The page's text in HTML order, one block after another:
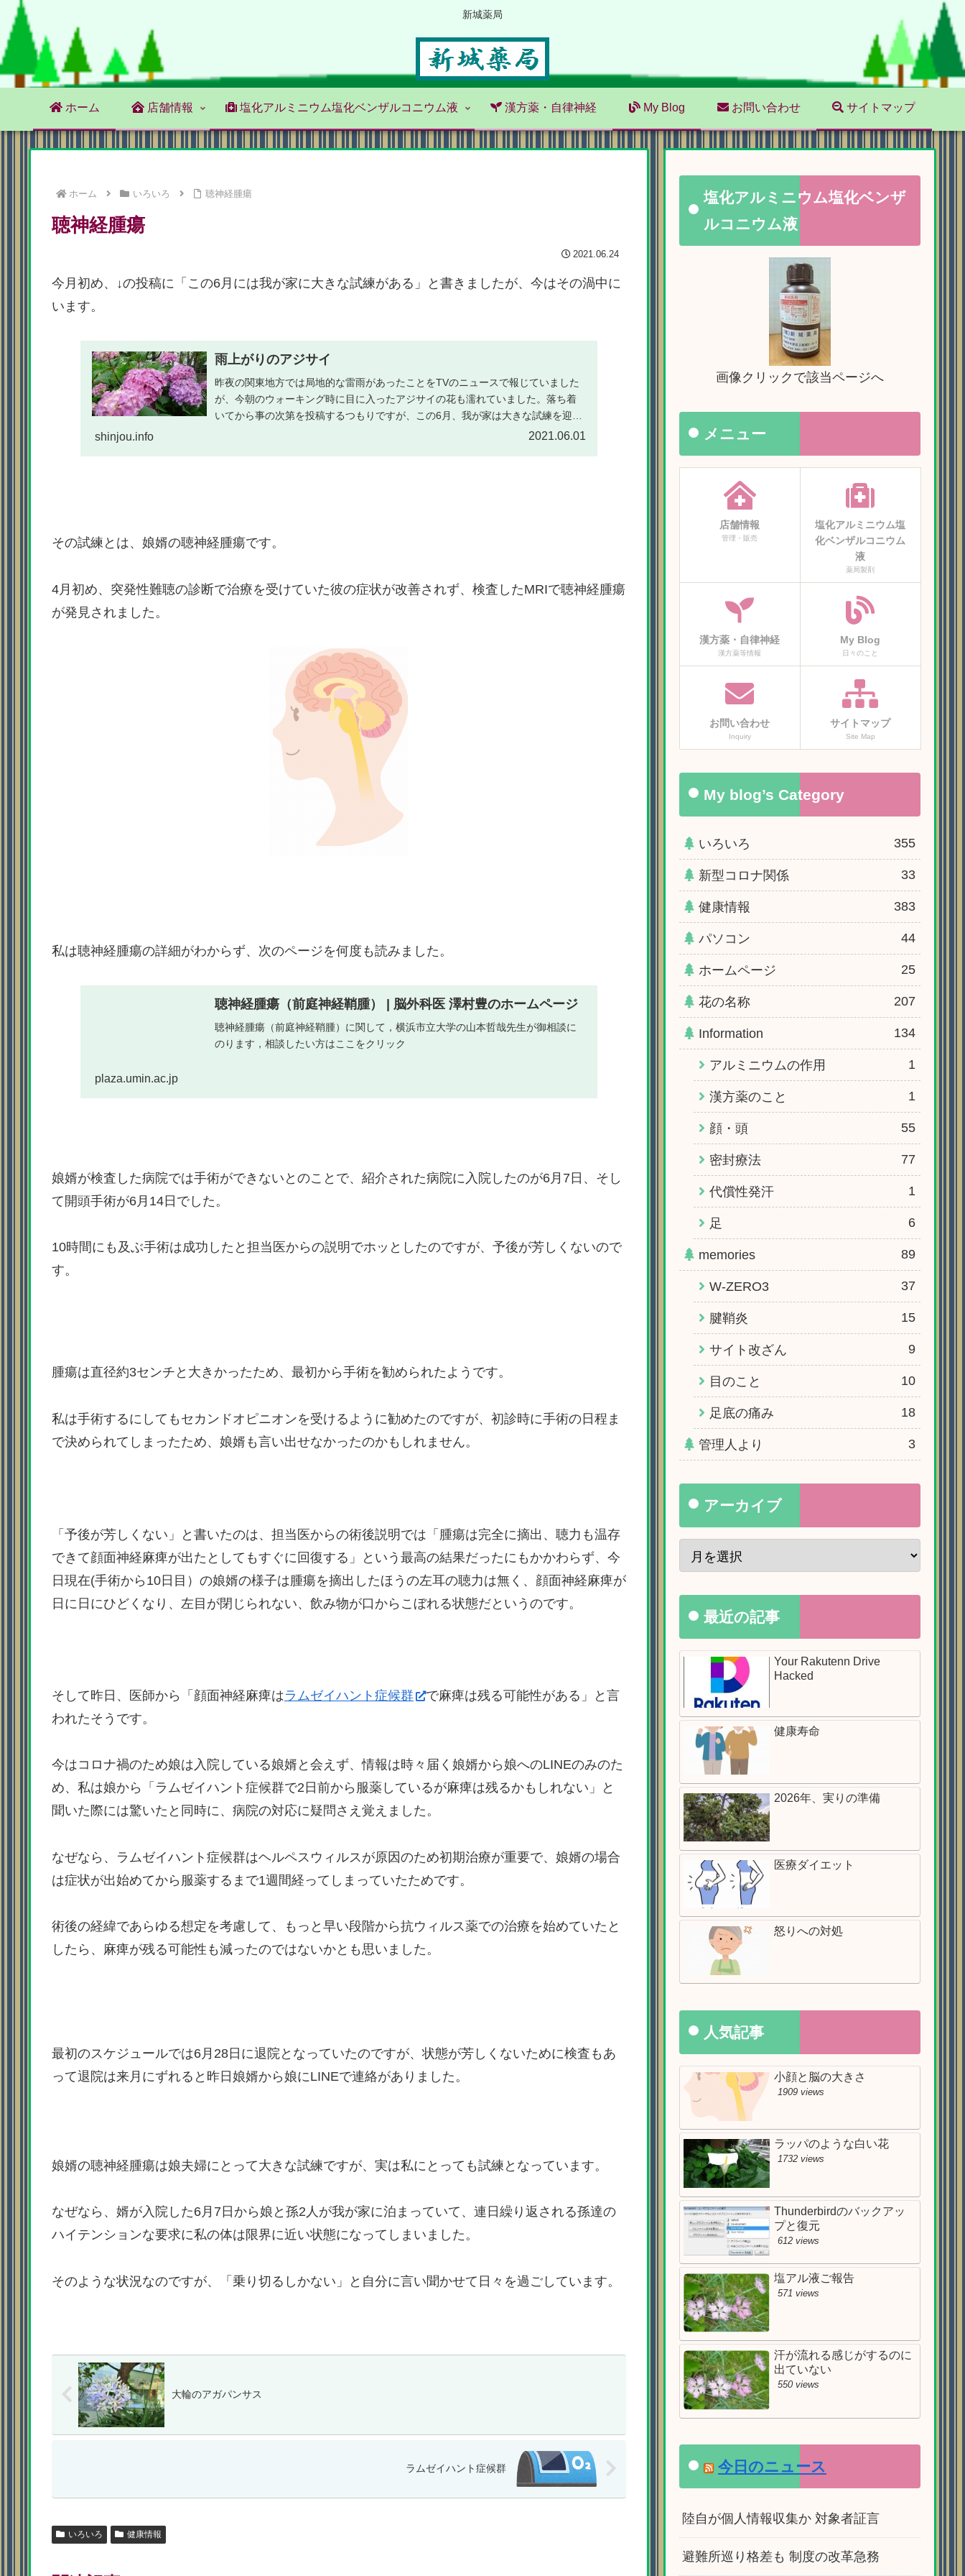
新城薬局
ホーム 店舗情報 塩化アルミニウム塩化ベンザルコニウム液 漢方薬・自律神経 My Blog お問い合わせ サイトマップ
ホーム いろいろ 聴神経腫瘍
聴神経腫瘍
2021.06.24
今月初め、↓の投稿に「この6月には我が家に大きな試練がある」と書きましたが、今はその渦中に
います。
雨上がりのアジサイ
昨夜の関東地方では局地的な雷雨があったことをTVのニュースで報じていました
が、今朝のウォーキング時に目に入ったアジサイの花も濡れていました。落ち着
いてから事の次第を投稿するつもりですが、この6月、我が家は大きな試練を迎え
shinjou.info 2021.06.01
その試練とは、娘婿の聴神経腫瘍です。
4月初め、突発性難聴の診断で治療を受けていた彼の症状が改善されず、検査したMRIで聴神経腫瘍
が発見されました。
私は聴神経腫瘍の詳細がわからず、次のページを何度も読みました。
聴神経腫瘍（前庭神経鞘腫） | 脳外科医 澤村豊のホームページ
聴神経腫瘍（前庭神経鞘腫）に関して，横浜市立大学の山本哲哉先生が御相談に
のります，相談したい方はここをクリック
plaza.umin.ac.jp
娘婿が検査した病院では手術ができないとのことで、紹介された病院に入院したのが6月7日、そし
て開頭手術が6月14日でした。
10時間にも及ぶ手術は成功したと担当医からの説明でホッとしたのですが、予後が芳しくないので
す。
腫瘍は直径約3センチと大きかったため、最初から手術を勧められたようです。
私は手術するにしてもセカンドオピニオンを受けるように勧めたのですが、初診時に手術の日程ま
で決められてしまったため、娘婿も言い出せなかったのかもしれません。
「予後が芳しくない」と書いたのは、担当医からの術後説明では「腫瘍は完全に摘出、聴力も温存
できて顔面神経麻痺が出たとしてもすぐに回復する」という最高の結果だったにもかかわらず、今
日現在(手術から10日目）の娘婿の様子は腫瘍を摘出したほうの左耳の聴力は無く、顔面神経麻痺が
日に日にひどくなり、左目が閉じられない、飲み物が口からこぼれる状態だというのです。
そして昨日、医師から「顔面神経麻痺はラムゼイハント症候群
で麻痺は残る可能性がある」と言
われたそうです。
今はコロナ禍のため娘は入院している娘婿と会えず、情報は時々届く娘婿から娘へのLINEのみのた
め、私は娘から「ラムゼイハント症候群で2日前から服薬しているが麻痺は残るかもしれない」と
聞いた際には驚いたと同時に、病院の対応に疑問さえ覚えました。
なぜなら、ラムゼイハント症候群はヘルペスウィルスが原因のため初期治療が重要で、娘婿の場合
は症状が出始めてから服薬するまで1週間経ってしまっていたためです。
術後の経緯であらゆる想定を考慮して、もっと早い段階から抗ウィルス薬での治療を始めていたと
したら、麻痺が残る可能性も減ったのではないかとも思いました。
最初のスケジュールでは6月28日に退院となっていたのですが、状態が芳しくないために検査もあ
って退院は来月にずれると昨日娘婿から娘にLINEで連絡がありました。
娘婿の聴神経腫瘍は娘夫婦にとって大きな試練ですが、実は私にとっても試練となっています。
なぜなら、婿が入院した6月7日から娘と孫2人が我が家に泊まっていて、連日繰り返される孫達の
ハイテンションな要求に私の体は限界に近い状態になってしまいました。
そのような状況なのですが、「乗り切るしかない」と自分に言い聞かせて日々を過ごしています。
大輪のアガパンサス
ラムゼイハント症候群
いろいろ 健康情報
塩化アルミニウム塩化ベンザ
ルコニウム液
画像クリックで該当ページへ
メニュー
店舗情報
管理・販売
塩化アルミニウム塩
化ベンザルコニウム
液
薬局製剤
漢方薬・自律神経
漢方薬等情報
My Blog
日々のこと
お問い合わせ
Inquiry
サイトマップ
Site Map
My blog’s Category
いろいろ 355
新型コロナ関係 33
健康情報 383
パソコン 44
ホームページ 25
花の名称 207
Information 134
アルミニウムの作用 1
漢方薬のこと 1
顔・頭 55
密封療法 77
代償性発汗 1
足 6
memories 89
W-ZERO3 37
腱鞘炎 15
サイト改ざん 9
目のこと 10
足底の痛み 18
管理人より 3
アーカイブ
最近の記事
Your Rakutenn Drive
Hacked
健康寿命
2026年、実りの準備
医療ダイエット
怒りへの対処
人気記事
小顔と脳の大きさ
1909 views
ラッパのような白い花
1732 views
Thunderbirdのバックアッ
プと復元
612 views
塩アル液ご報告
571 views
汗が流れる感じがするのに
出ていない
550 views
今日のニュース
陸自が個人情報収集か 対象者証言
避難所巡り格差も 制度の改革急務